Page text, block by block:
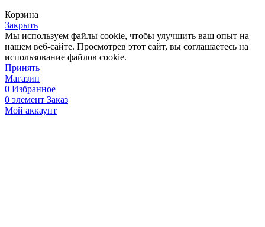
Корзина
Закрыть
Мы используем файлы cookie, чтобы улучшить ваш опыт на
нашем веб-сайте. Просмотрев этот сайт, вы соглашаетесь на
использование файлов cookie.
Принять
Магазин
0 Избранное
0 элемент Заказ
Мой аккаунт